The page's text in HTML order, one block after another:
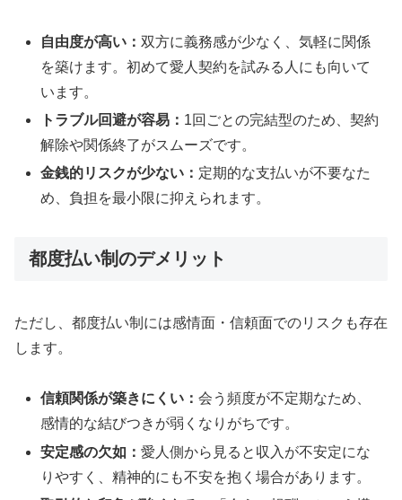
自由度が高い：双方に義務感が少なく、気軽に関係
を築けます。初めて愛人契約を試みる人にも向いて
います。
トラブル回避が容易： 1回ごとの完結型のため、契約
解除や関係終了がスムーズです。
金銭的リスクが少ない： 定期的な支払いが不要なた
め、負担を最小限に抑えられます。
都度払い制のデメリット
ただし、都度払い制には感情面・信頼面でのリスクも存在
します。
信頼関係が築きにくい：会う頻度が不定期なため、
感情的な結びつきが弱くなりがちです。
安定感の欠如：愛人側から見ると収入が不安定にな
りやすく、精神的にも不安を抱く場合があります。